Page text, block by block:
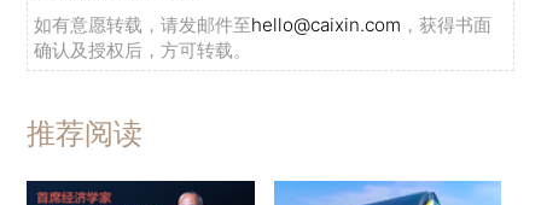
如有意愿转载，请发邮件至hello@caixin.com ，获得书面
确认及授权后，方可转载。
推荐阅读